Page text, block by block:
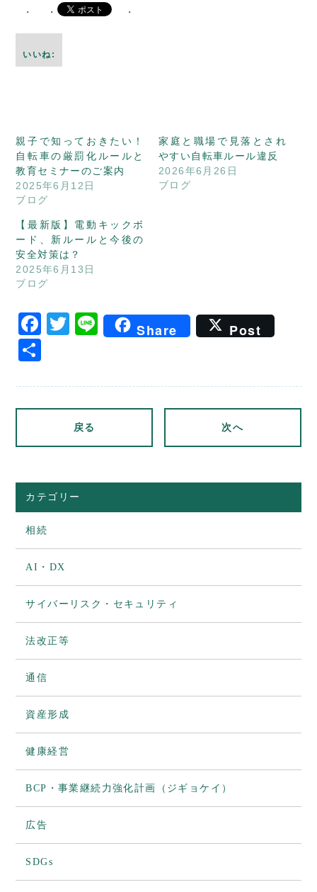
いいね:
親子で知っておきたい！
自転車の厳罰化ルールと
教育セミナーのご案内
2025年6月12日
ブログ
家庭と職場で見落とされ
やすい自転車ルール違反
2026年6月26日
ブログ
【最新版】電動キックボ
ード、新ルールと今後の
安全対策は？
2025年6月13日
ブログ
Facebook
Twitter
LineShare Post
戻る 次へ
カテゴリー
相続
AI・DX
サイバーリスク・セキュリティ
法改正等
通信
資産形成
健康経営
BCP・事業継続力強化計画（ジギョケイ）
広告
SDGs